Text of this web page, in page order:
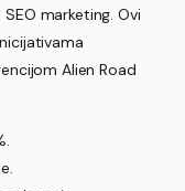
marketing. Ovi
Alien Road